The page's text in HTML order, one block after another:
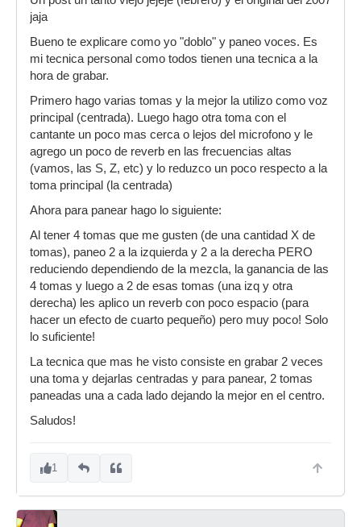
jaja
Bueno te explicare como yo "doblo" y paneo voces. Es
mi tecnica personal como todos tienen una tecnica a la
hora de grabar.
Primero hago varias tomas y la mejor la utilizo como voz
principal (centrada). Luego hago otra toma con el
cantante un poco mas cerca o lejos del microfono y le
agrego un poco de reverb en las frecuencias altas
(vamos, las S, Z, etc) y lo reduzco un poco respecto a la
toma principal (la centrada)
Ahora para panear hago lo siguiente:
Al tener 4 tomas que me gusten (de una cantidad X de
tomas), paneo 2 a la izquierda y 2 a la derecha PERO
reduciendo dependiendo de la mezcla, la ganancia de las
4 tomas y luego a 2 de esas tomas (una izq y otra
derecha) les aplico un reverb con poco espacio (para
hacer un efecto de cuarto pequeño) pero muy poco! Solo
lo suficiente!
La tecnica que mas he visto consiste en grabar 2 veces
una toma y dejarlas centradas y para panear, 2 tomas
paneadas una a cada lado dejando la mejor en el centro.
Saludos!
1